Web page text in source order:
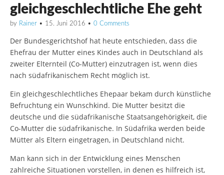
gleichgeschlechtliche Ehe geht
by Rainer • 15. Juni 2016 • 0 Comments
Der Bundesgerichtshof hat heute entschieden, dass die
Ehefrau der Mutter eines Kindes auch in Deutschland als
zweiter Elternteil (Co-Mutter) einzutragen ist, wenn dies
nach südafrikanischem Recht möglich ist.
Ein gleichgeschlechtliches Ehepaar bekam durch künstliche
Befruchtung ein Wunschkind. Die Mutter besitzt die
deutsche und die südafrikanische Staatsangehörigkeit, die
Co-Mutter die südafrikanische. In Südafrika werden beide
Mütter als Eltern eingetragen, in Deutschland nicht.
Man kann sich in der Entwicklung eines Menschen
zahlreiche Situationen vorstellen, in denen es hilfreich ist,